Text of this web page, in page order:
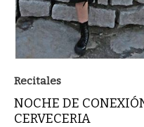
Recitales
NOCHE DE
CERVECERIA